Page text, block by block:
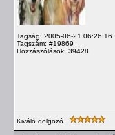
Tagság: 2005-06-21 06:26:16
Tagszám: #19869
Hozzászólások: 39428
Kiváló dolgozó